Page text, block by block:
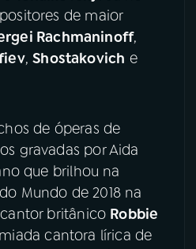
de maior
Rachmaninoff,
,Shostakovich e
de óperas de
gravadas por Aida
que brilhou na
Mundo de 2018 na
britânico Robbie
cantora lírica de